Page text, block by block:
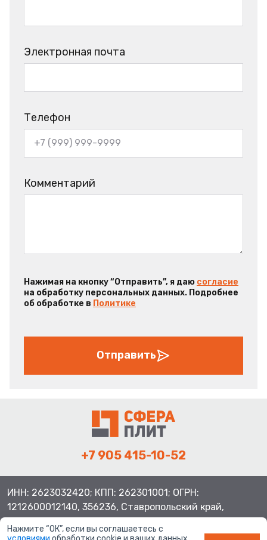
Электронная почта
Телефон
Комментарий
Нажимая на кнопку “Отправить”, я даю согласие
на обработку персональных данных. Подробнее
об обработке в Политике
Отправить
+7 905 415-10-52
ИНН: 2623032420; КПП: 262301001; ОГРН:
1212600012140, 356236, Ставропольский край,
Нажмите “ОК”, если вы соглашаетесь с